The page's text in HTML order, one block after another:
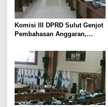
Komisi III DPRD Sulut Genjot
Pembahasan Anggaran,
Perkiraan hingga Kebutuhan
Mendesak SKPD